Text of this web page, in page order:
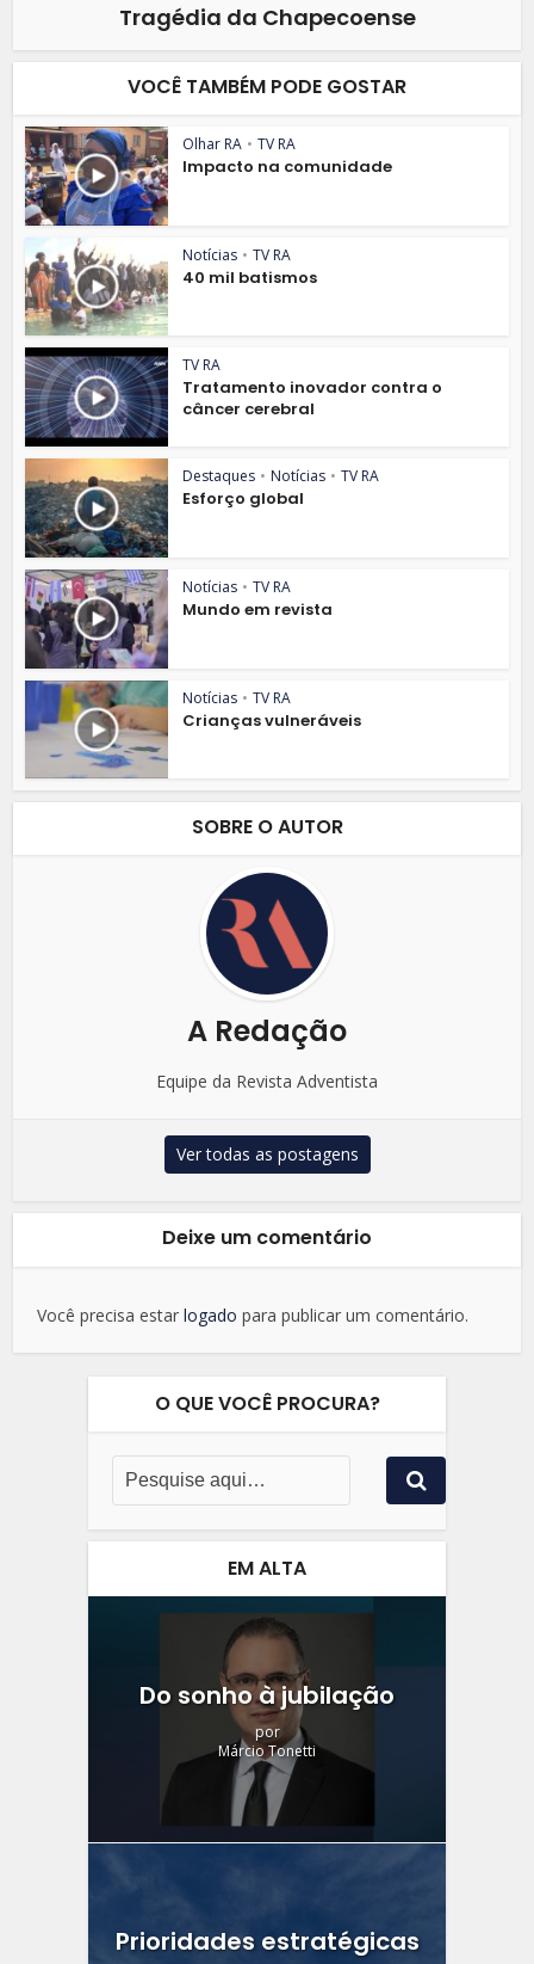
Tragédia da Chapecoense
VOCÊ TAMBÉM PODE GOSTAR
Olhar RA • TV RA
Impacto na comunidade
Notícias • TV RA
40 mil batismos
TV RA
Tratamento inovador contra o
câncer cerebral
Destaques • Notícias • TV RA
Esforço global
Notícias • TV RA
Mundo em revista
Notícias • TV RA
Crianças vulneráveis
SOBRE O AUTOR
A Redação
Equipe da Revista Adventista
Ver todas as postagens
Deixe um comentário
Você precisa estarlogado para publicar um comentário.
O QUE VOCÊ PROCURA?
EM ALTA
Do sonho à jubilação
por
Márcio Tonetti
Prioridades estratégicas